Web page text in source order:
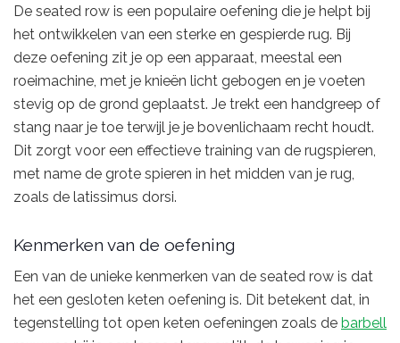
De seated row is een populaire oefening die je helpt bij
het ontwikkelen van een sterke en gespierde rug. Bij
deze oefening zit je op een apparaat, meestal een
roeimachine, met je knieën licht gebogen en je voeten
stevig op de grond geplaatst. Je trekt een handgreep of
stang naar je toe terwijl je je bovenlichaam recht houdt.
Dit zorgt voor een effectieve training van de rugspieren,
met name de grote spieren in het midden van je rug,
zoals de latissimus dorsi.
Kenmerken van de oefening
Een van de unieke kenmerken van de seated row is dat
het een gesloten keten oefening is. Dit betekent dat, in
tegenstelling tot open keten oefeningen zoals de barbell